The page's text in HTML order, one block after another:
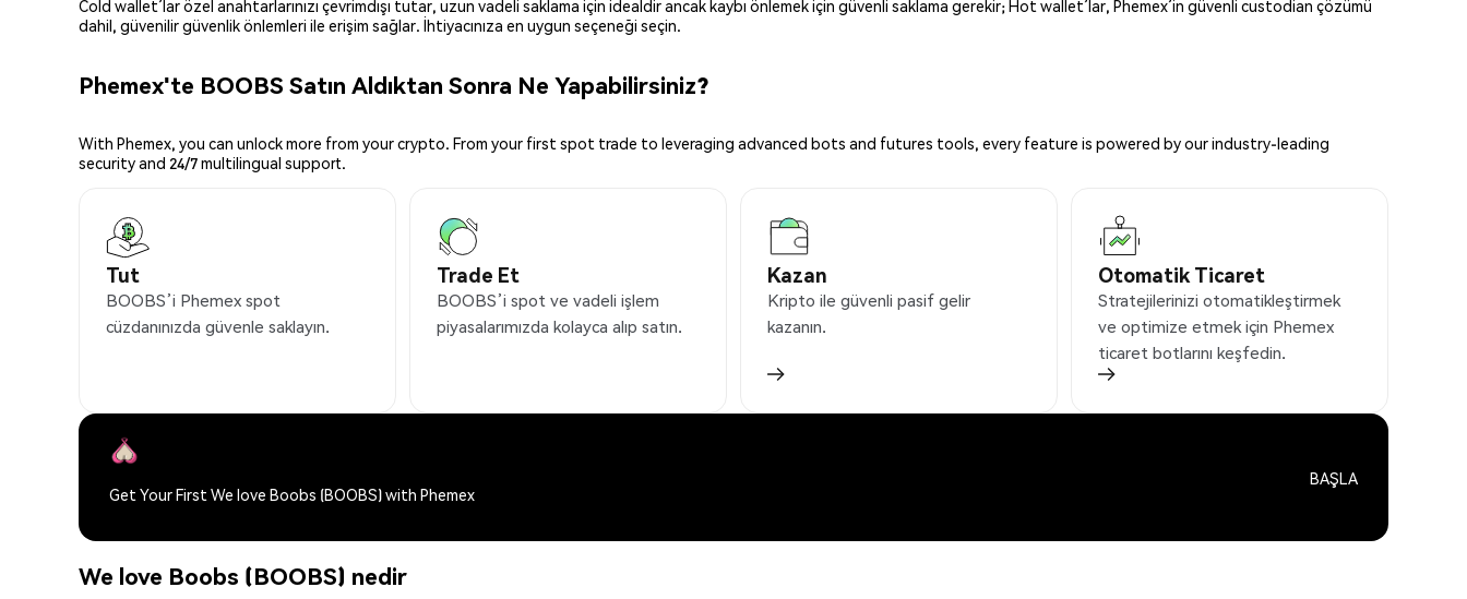
Cold wallet’lar özel anahtarlarınızı çevrimdışı tutar, uzun vadeli saklama için idealdir ancak kaybı önlemek için güvenli saklama gerekir; Hot wallet’lar, Phemex’in güvenli custodian çözümü
dahil, güvenilir güvenlik önlemleri ile erişim sağlar. İhtiyacınıza en uygun seçeneği seçin.
Phemex'te BOOBS Satın Aldıktan Sonra Ne Yapabilirsiniz?
With Phemex, you can unlock more from your crypto. From your first spot trade to leveraging advanced bots and futures tools, every feature is powered by our industry-leading
security and 24/7 multilingual support.
Tut
BOOBS’i Phemex spot
cüzdanınızda güvenle saklayın.
Trade Et
BOOBS’i spot ve vadeli işlem
piyasalarımızda kolayca alıp satın.
Kazan
Kripto ile güvenli pasif gelir
kazanın.
Otomatik Ticaret
Stratejilerinizi otomatikleştirmek
ve optimize etmek için Phemex
ticaret botlarını keşfedin.
Get Your First We love Boobs (BOOBS) with Phemex
BAŞLA
We love Boobs (BOOBS) nedir